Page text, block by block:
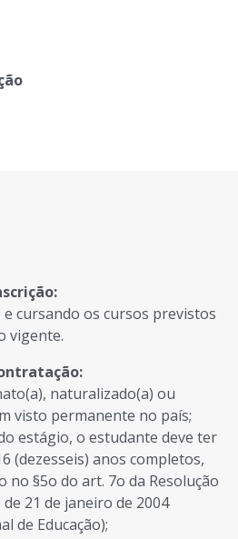
cursando os cursos previstos
vigente.
naturalizado(a) ou
visto permanente no país;
estágio, o estudante deve ter
(dezesseis) anos completos,
§5o do art. 7o da Resolução
de 21 de janeiro de 2004
de Educação);